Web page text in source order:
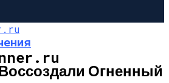
Огненный